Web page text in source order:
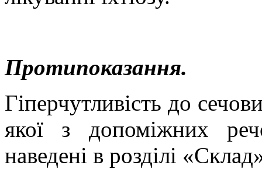
Протипоказання.
Гіперчутливість до
якої з допоміжних
наведені в розділі